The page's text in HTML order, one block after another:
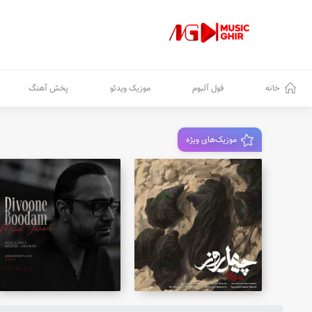
خانه فول آلبوم موزیک ویدئو پخش آهنگ
موزیک‌های ویژه